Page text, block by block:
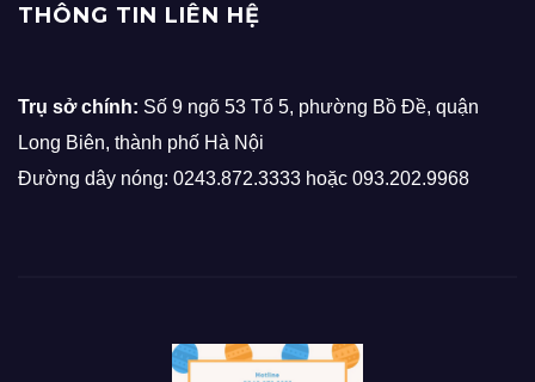
THÔNG TIN LIÊN HỆ
Trụ sở chính: Số 9 ngõ 53 Tổ 5, phường Bồ Đề, quận
Long Biên, thành phố Hà Nội
Đường dây nóng: 0243.872.3333 hoặc 093.202.9968